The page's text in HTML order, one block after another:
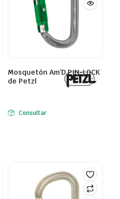
Mosquetón Am’D PIN-LOCK
de Petzl
Consultar